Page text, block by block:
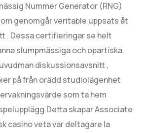
Nummer Generator (RNG)
genomgår veritable uppsats åt
. Dessa certifieringar se helt
slumpmässiga och opartiska.
diskussionsavsnitt ,
på från orädd studiolägenhet
som ta hem
skapar Associate
casino veta var deltagare la